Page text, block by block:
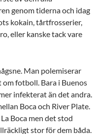
genom tiderna och idag
kokain, tårtfrosserier,
eller kanske tack vare
Man polemiserar
fotboll. Bara i Buenos
infekterat än det andra.
Boca och River Plate.
Boca men det stod
stor för dem båda.